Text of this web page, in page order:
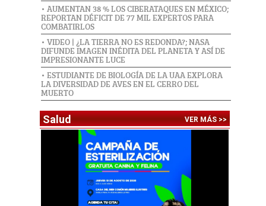
• AUMENTAN 38 % LOS CIBERATAQUES EN MÉXICO;
REPORTAN DÉFICIT DE 77 MIL EXPERTOS PARA
COMBATIRLOS
• VIDEO | ¿LA TIERRA NO ES REDONDA?; NASA
DIFUNDE IMAGEN INÉDITA DEL PLANETA Y ASÍ DE
IMPRESIONANTE LUCE
• ESTUDIANTE DE BIOLOGÍA DE LA UAA EXPLORA
LA DIVERSIDAD DE AVES EN EL CERRO DEL
MUERTO
Salud VER MÁS >>